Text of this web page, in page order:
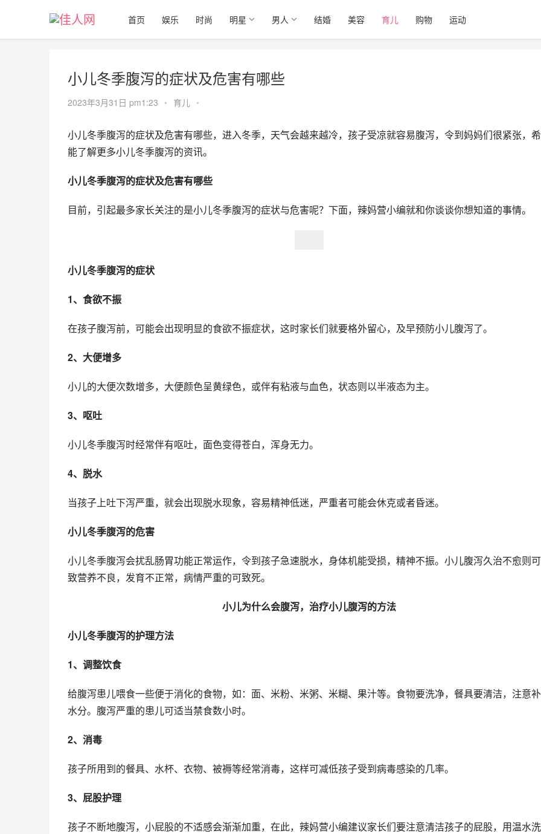
首页 娱乐 时尚 明星 男人 结婚 美容 育儿 购物 运动
小儿冬季腹泻的症状及危害有哪些
2023年3月31日 pm1:23 • 育儿 •
小儿冬季腹泻的症状及危害有哪些，进入冬季，天气会越来越冷，孩子受凉就容易腹泻，令到妈妈们很紧张，
能了解更多小儿冬季腹泻的资讯。
小儿冬季腹泻的症状及危害有哪些
目前，引起最多家长关注的是小儿冬季腹泻的症状与危害呢？下面，辣妈营小编就和你谈谈你想知道的事情。
小儿冬季腹泻的症状
1、食欲不振
在孩子腹泻前，可能会出现明显的食欲不振症状，这时家长们就要格外留心，及早预防小儿腹泻了。
2、大便增多
小儿的大便次数增多，大便颜色呈黄绿色，或伴有粘液与血色，状态则以半液态为主。
3、呕吐
小儿冬季腹泻时经常伴有呕吐，面色变得苍白，浑身无力。
4、脱水
当孩子上吐下泻严重，就会出现脱水现象，容易精神低迷，严重者可能会休克或者昏迷。
小儿冬季腹泻的危害
小儿冬季腹泻会扰乱肠胃功能正常运作，令到孩子急速脱水，身体机能受损，精神不振。小儿腹泻久治不愈则
致营养不良，发育不正常，病情严重的可致死。
小儿为什么会腹泻，治疗小儿腹泻的方法
小儿冬季腹泻的护理方法
1、调整饮食
给腹泻患儿喂食一些便于消化的食物，如：面、米粉、米粥、米糊、果汁等。食物要洗净，餐具要清洁，注意
水分。腹泻严重的患儿可适当禁食数小时。
2、消毒
孩子所用到的餐具、水杯、衣物、被褥等经常消毒，这样可减低孩子受到病毒感染的几率。
3、屁股护理
孩子不断地腹泻，小屁股的不适感会渐渐加重，在此，辣妈营小编建议家长们要注意清洁孩子的屁股，用温水